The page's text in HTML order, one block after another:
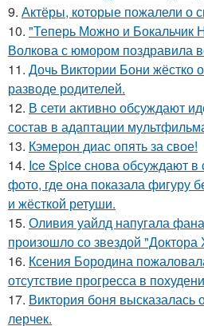
9. Актёры, которые пожалели о
10. "Теперь Можно и Бокальчик
Волкова с юмором поздравила
11. Дочь Виктории Бони жёстко
разводе родителей.
12. В сети активно обсуждают
состав в адаптации
13. Кэмерон диас опять за свое!
14. Ice Spice снова обсуждают в
фото, где она показала фигуру
и жёсткой ретуши.
15. Оливия уайлд напугала
произошло со звездой "Доктора
16. Ксения Бородина
отсутствие прогресса в
17. Виктория боня высказалась
лерчек.